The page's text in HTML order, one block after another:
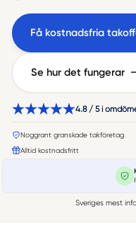
Få kostnadsfria
Se hur det fungerar
4.8 / 5 i
Noggrant granskade takföretag
Alltid kostnadsfritt
Sveriges mest